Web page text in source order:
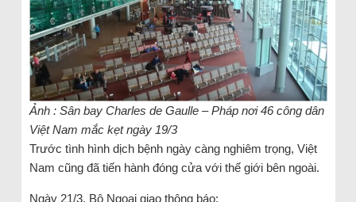
Ảnh : Sân bay Charles de Gaulle – Pháp nơi 46 công dân
Việt Nam mắc kẹt ngày 19/3
Trước tình hình dịch bệnh ngày càng nghiêm trọng, Việt
Nam cũng đã tiến hành đóng cửa với thế giới bên ngoài.
Ngày 21/3, Bộ Ngoại giao thông báo: